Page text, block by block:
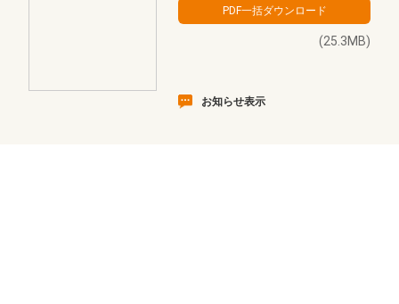
(25.3MB)
お知らせ表示